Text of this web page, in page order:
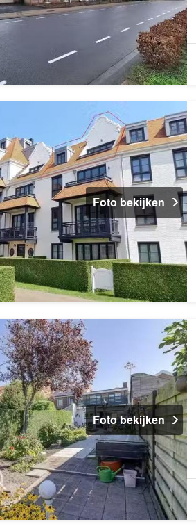
Foto bekijken
Foto bekijken